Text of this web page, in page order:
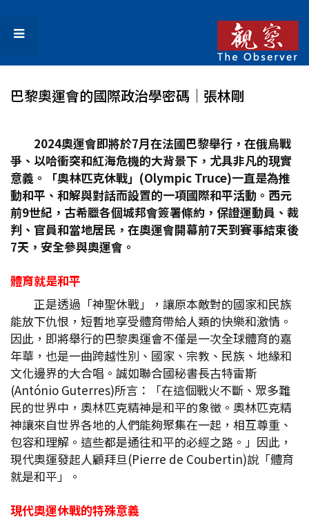
巴黎奧運會的國際政治學密碼│張林剛
2024奧運會即將於7月在法國巴黎舉行，在俄烏戰
爭、以哈衝突和紅海危機的大背景下，尤具非凡的現實
意義。「奧林匹克休戰」(Olympic Truce)一直是為推
動和平、和解與對話而設置的一項國際和平活動。西元
前9世紀，古希臘各個城邦會簽署條約，保證運動員、裁
判、官員和當地居民，在奧運會開幕前7天到賽事結束後
7天，安全參與奧運會。
體育就是和平
正是透過「神聖休戰」，讓原本敵對的國家和民族
能放下仇恨，短暫地享受體育帶給人類的快樂和激情。
因此，即將舉行的巴黎奧運會不僅是一次全球體育的嘉
年華，也是一曲跨越性別、國家、宗教、民族、地緣和
文化邊界的大合唱。誠如聯合國秘書長古特雷斯
(António Guterres)所言：「在這個戰火不斷、眾多難
民的世界中，奧林匹克精神是和平的象徵。奧林匹克精
神讓來自世界各地的人們能夠聚集在一起，相互尊重、
包容和理解。這些都是通往和平的必經之路。」因此，
現代奧運發起人顧拜旦(Pierre de Coubertin)說「體育
就是和平」。
現代奧運休戰的特殊意義